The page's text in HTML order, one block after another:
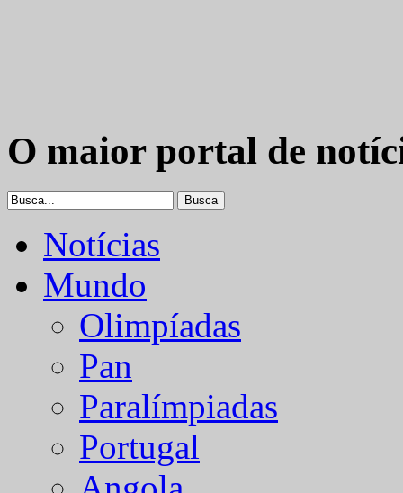
O maior portal de
Notícias
Mundo
Olimpíadas
Pan
Paralímpiadas
Portugal